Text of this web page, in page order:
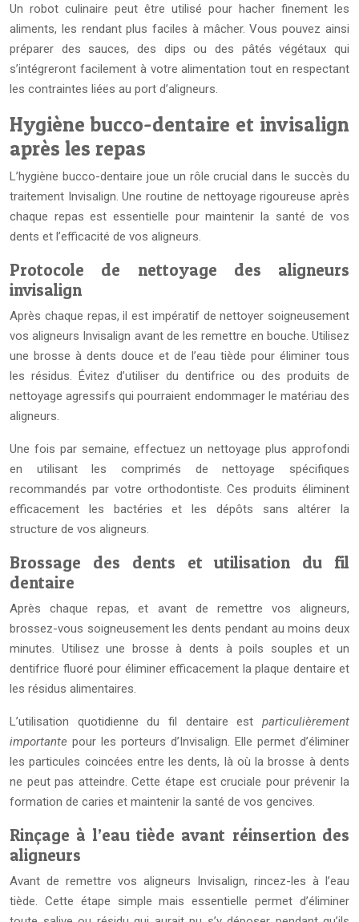
Un robot culinaire peut être utilisé pour hacher finement les
aliments, les rendant plus faciles à mâcher. Vous pouvez ainsi
préparer des sauces, des dips ou des pâtés végétaux qui
s’intégreront facilement à votre alimentation tout en respectant
les contraintes liées au port d’aligneurs.
Hygiène bucco-dentaire et invisalign
après les repas
L’hygiène bucco-dentaire joue un rôle crucial dans le succès du
traitement Invisalign. Une routine de nettoyage rigoureuse après
chaque repas est essentielle pour maintenir la santé de vos
dents et l’efficacité de vos aligneurs.
Protocole de nettoyage des aligneurs
invisalign
Après chaque repas, il est impératif de nettoyer soigneusement
vos aligneurs Invisalign avant de les remettre en bouche. Utilisez
une brosse à dents douce et de l’eau tiède pour éliminer tous
les résidus. Évitez d’utiliser du dentifrice ou des produits de
nettoyage agressifs qui pourraient endommager le matériau des
aligneurs.
Une fois par semaine, effectuez un nettoyage plus approfondi
en utilisant les comprimés de nettoyage spécifiques
recommandés par votre orthodontiste. Ces produits éliminent
efficacement les bactéries et les dépôts sans altérer la
structure de vos aligneurs.
Brossage des dents et utilisation du fil
dentaire
Après chaque repas, et avant de remettre vos aligneurs,
brossez-vous soigneusement les dents pendant au moins deux
minutes. Utilisez une brosse à dents à poils souples et un
dentifrice fluoré pour éliminer efficacement la plaque dentaire et
les résidus alimentaires.
L’utilisation quotidienne du fil dentaire est particulièrement
importante pour les porteurs d’Invisalign. Elle permet d’éliminer
les particules coincées entre les dents, là où la brosse à dents
ne peut pas atteindre. Cette étape est cruciale pour prévenir la
formation de caries et maintenir la santé de vos gencives.
Rinçage à l’eau tiède avant réinsertion des
aligneurs
Avant de remettre vos aligneurs Invisalign, rincez-les à l’eau
tiède. Cette étape simple mais essentielle permet d’éliminer